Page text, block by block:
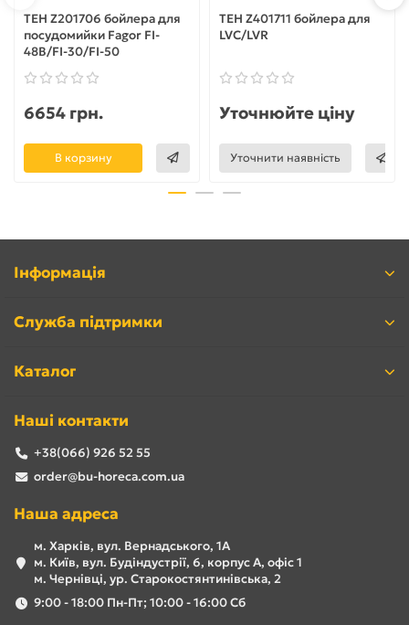
ТЕН Z201706 бойлера для
посудомийки Fagor FI-
48B/FI-30/FI-50
6654 грн.
В корзину
ТЕН Z401711 бойлера для
LVC/LVR
Уточнюйте ціну
Уточнити наявність
Інформація
Служба підтримки
Каталог
Наші контакти
+38(066) 926 52 55
order@bu-horeca.com.ua
Наша адреса
м. Харків, вул. Вернадського, 1А
м. Київ, вул. Будіндустрії, 6, корпус А, офіс 1
м. Чернівці, ур. Старокостянтинівська, 2
9:00 - 18:00 Пн-Пт; 10:00 - 16:00 Сб